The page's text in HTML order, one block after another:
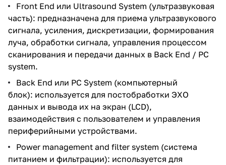
Front End или Ultrasound System (ультразвуковая
часть): предназначена для приема ультразвукового
сигнала, усиления, дискретизации, формирования
луча, обработки сигнала, управления процессом
сканирования и передачи данных в Back End / PC
system.
Back End или PC System (компьютерный
блок): используется для постобработки ЭХО
данных и вывода их на экран (LCD),
взаимодействия с пользователем и управления
периферийными устройствами.
Power management and filter system (система
питанием и фильтрации): используется для